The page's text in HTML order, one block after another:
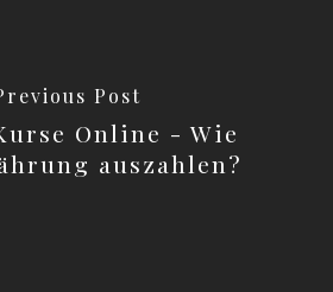
Post
Online - Wie
auszahlen?